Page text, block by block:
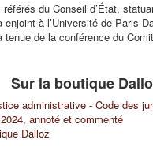
référés du Conseil d’État,
enjoint à l’Université de Paris-
tenue de la conférence du
Sur la boutique
administrative - Code des
annoté et commenté
Dalloz